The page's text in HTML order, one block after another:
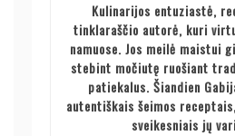
Kulinarijos entuziastė,
tinklaraščio autorė, kuri
namuose. Jos meilė maistui
stebint močiutę ruošiant
patiekalus. Šiandien
autentiškais šeimos
sveikesniais jų